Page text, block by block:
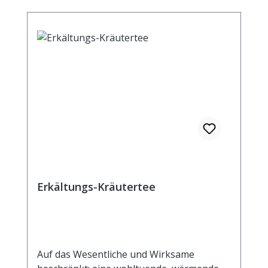
Erkältungs-Kräutertee
Auf das Wesentliche und Wirksame